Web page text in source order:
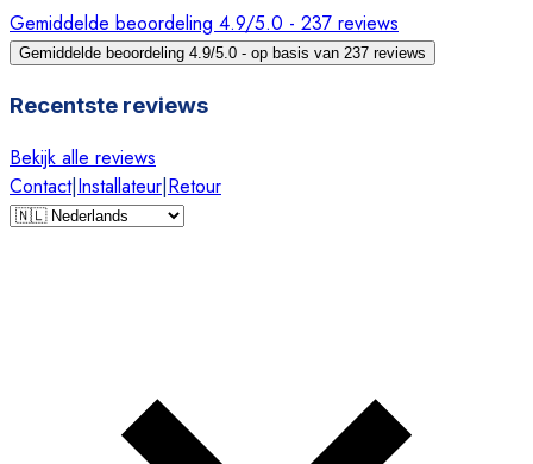
Gemiddelde beoordeling 4.9/5.0 - 237 reviews
Gemiddelde beoordeling 4.9/5.0 - op basis van 237 reviews
Recentste reviews
Bekijk alle reviews
Contact|Installateur|Retour